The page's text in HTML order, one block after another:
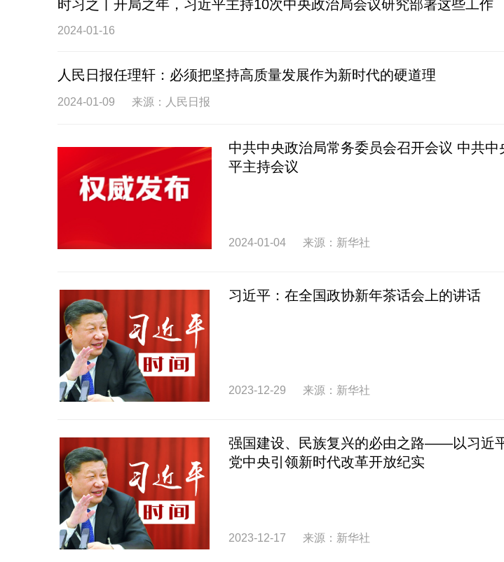
时习之丨开局之年，习近平主持10次中央政治局会议研究部署这些工作
2024-01-16
人民日报任理轩：必须把坚持高质量发展作为新时代的硬道理
2024-01-09 来源：人民日报
中共中央政治局常务委员会召开会议 中共中
平主持会议
2024-01-04 来源：新华社
习近平：在全国政协新年茶话会上的讲话
2023-12-29 来源：新华社
强国建设、民族复兴的必由之路——以习近
党中央引领新时代改革开放纪实
2023-12-17 来源：新华社